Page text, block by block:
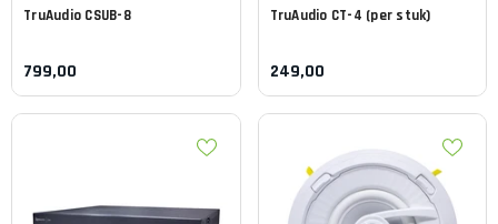
TruAudio CSUB-8
799,00
TruAudio CT-4 (per stuk)
249,00